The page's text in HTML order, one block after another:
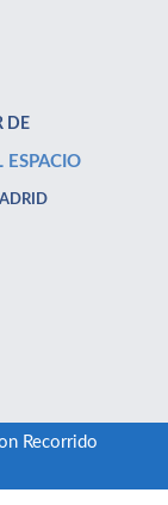
DE
ESPACIO
Recorrido